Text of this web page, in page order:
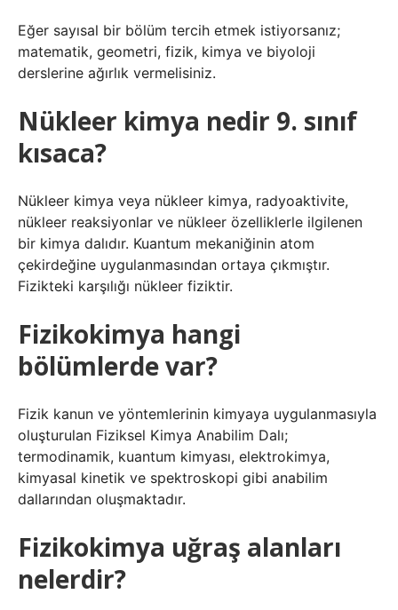
Eğer sayısal bir bölüm tercih etmek istiyorsanız;
matematik, geometri, fizik, kimya ve biyoloji
derslerine ağırlık vermelisiniz.
Nükleer kimya nedir 9. sınıf
kısaca?
Nükleer kimya veya nükleer kimya, radyoaktivite,
nükleer reaksiyonlar ve nükleer özelliklerle ilgilenen
bir kimya dalıdır. Kuantum mekaniğinin atom
çekirdeğine uygulanmasından ortaya çıkmıştır.
Fizikteki karşılığı nükleer fiziktir.
Fizikokimya hangi
bölümlerde var?
Fizik kanun ve yöntemlerinin kimyaya uygulanmasıyla
oluşturulan Fiziksel Kimya Anabilim Dalı;
termodinamik, kuantum kimyası, elektrokimya,
kimyasal kinetik ve spektroskopi gibi anabilim
dallarından oluşmaktadır.
Fizikokimya uğraş alanları
nelerdir?